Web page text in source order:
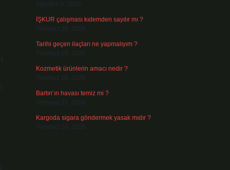
Ağustos 3, 2026
İŞKUR çalışması kıdemden sayılır mı ?
Temmuz 30, 2026
Tarihi geçen ilaçları ne yapmalıyım ?
Temmuz 28, 2026
Kozmetik ürünlerin amacı nedir ?
Temmuz 26, 2026
Bartın’ın havası temiz mi ?
Temmuz 25, 2026
Kargoda sigara göndermek yasak mıdır ?
Temmuz 24, 2026